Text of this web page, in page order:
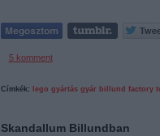
5komment
Címkék: lego gyártás gyár billund factory
Skandallum Billundban